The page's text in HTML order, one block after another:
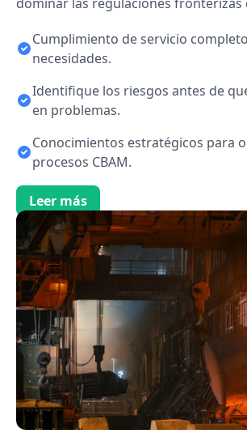
Cumplimiento de servicio
necesidades.
Identifique los riesgos antes de
en problemas.
Conocimientos estratégicos para
procesos CBAM.
Leer más